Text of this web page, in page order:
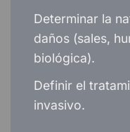
Determinar la
daños (sales,
biológica).
Definir el
invasivo.